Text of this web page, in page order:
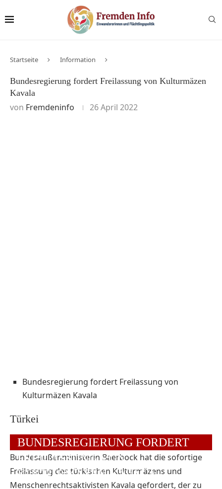
Startseite Information
Bundesregierung fordert Freilassung von Kulturmäzen
Kavala
von Fremdeninfo 26 April 2022
Bundesregierung fordert Freilassung von
Kulturmäzen Kavala
Türkei
BUNDESREGIERUNG FORDERT
FREILASSUNG VON
KULTURMÄZEN KAVALA
Bundesaußenministerin Baerbock hat die sofortige
Freilassung des türkischen Kulturmäzens und
Menschenrechtsaktivisten Kavala gefordert, der zu